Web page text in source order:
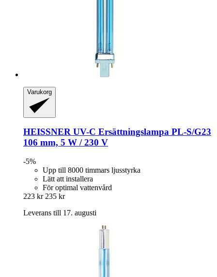
Varukorg
HEISSNER UV-​C Ersättningslampa PL-​S/G23
106 mm, 5 W / 230 V
-5%
Upp till 8000 timmars ljusstyrka
Lätt att installera
För optimal vattenvård
223 kr 235 kr
Leverans till 17. augusti